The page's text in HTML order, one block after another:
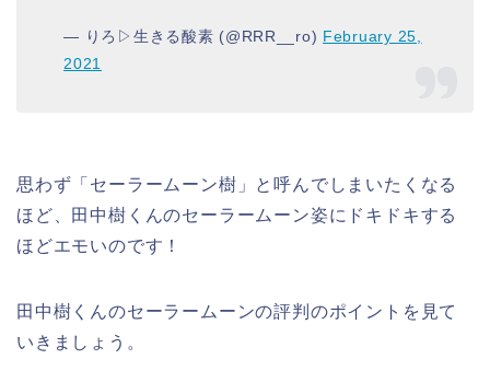
— りろ▷生きる酸素 (@RRR__ro) February 25,
2021
思わず「セーラームーン樹」と呼んでしまいたくなる
ほど、田中樹くんのセーラームーン姿にドキドキする
ほどエモいのです！
田中樹くんのセーラームーンの評判のポイントを見て
いきましょう。